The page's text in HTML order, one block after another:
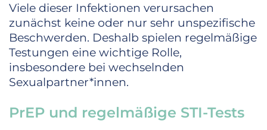
Viele dieser Infektionen verursachen
zunächst keine oder nur sehr unspezifische
Beschwerden. Deshalb spielen regelmäßige
Testungen eine wichtige Rolle,
insbesondere bei wechselnden
Sexualpartner*innen.
PrEP und regelmäßige STI-Tests